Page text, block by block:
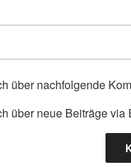
über nachfolgende
über neue Beiträge via